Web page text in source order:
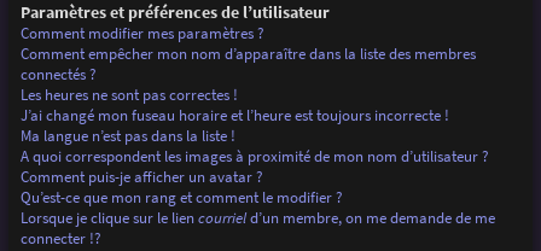
Paramètres et préférences de l’utilisateur
Comment modifier mes paramètres ?
Comment empêcher mon nom d’apparaître dans la liste des membres
connectés ?
Les heures ne sont pas correctes !
J’ai changé mon fuseau horaire et l’heure est toujours incorrecte !
Ma langue n’est pas dans la liste !
A quoi correspondent les images à proximité de mon nom d’utilisateur ?
Comment puis-je afficher un avatar ?
Qu’est-ce que mon rang et comment le modifier ?
Lorsque je clique sur le liencourrield’un membre, on me demande de me
connecter !?